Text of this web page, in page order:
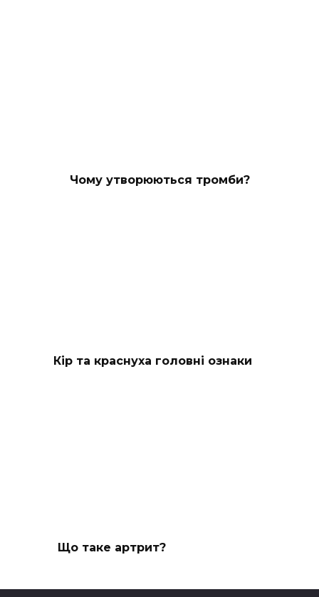
Чому утворюються тромби?
Кір та краснуха головні ознаки
Що таке артрит?